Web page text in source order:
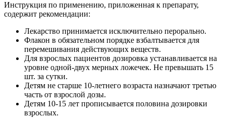
Контакты
Инструкция по применению, приложенная к препарату,
содержит рекомендации:
Лекарство принимается исключительно перорально.
Флакон в обязательном порядке взбалтывается для
перемешивания действующих веществ.
Для взрослых пациентов дозировка устанавливается на
уровне одной-двух мерных ложечек. Не превышать 15
шт. за сутки.
Детям не старше 10-летнего возраста назначают третью
часть от взрослой дозы.
Детям 10-15 лет прописывается половина дозировки
взрослых.